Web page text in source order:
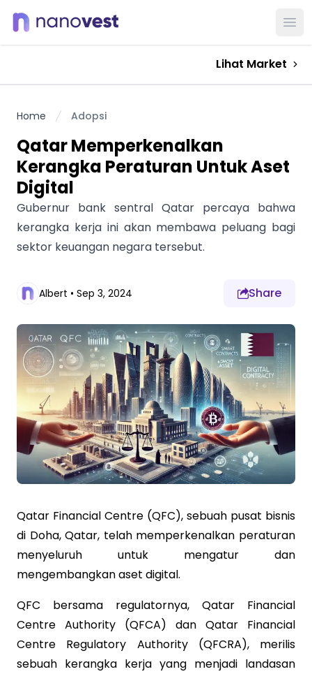
Lihat Market
Home Adopsi
Qatar Memperkenalkan
Kerangka Peraturan Untuk Aset
Digital
Gubernur bank sentral Qatar percaya bahwa
kerangka kerja ini akan membawa peluang bagi
sektor keuangan negara tersebut.
Albert • Sep 3, 2024 Share
Qatar Financial Centre (QFC), sebuah pusat bisnis
di Doha, Qatar, telah memperkenalkan peraturan
menyeluruh untuk mengatur dan
mengembangkan aset digital.
QFC bersama regulatornya, Qatar Financial
Centre Authority (QFCA) dan Qatar Financial
Centre Regulatory Authority (QFCRA), merilis
sebuah kerangka kerja yang menjadi landasan